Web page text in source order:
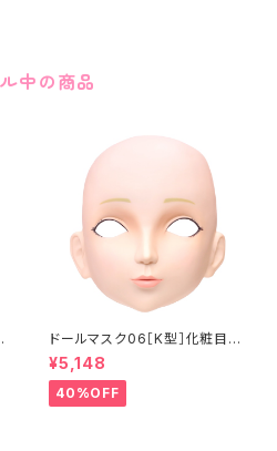
中の商品
ドールマスク06［K型］化粧目穴
処理 MASK06 [DOLL K] Op
ening eye hole and make
up
¥5,148
40%OFF